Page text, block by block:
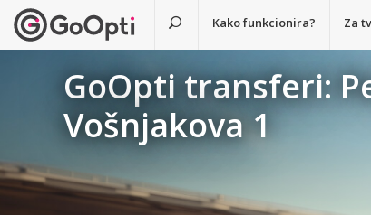
Kako funkcionira? Za
GoOpti transferi:
Vošnjakova 1